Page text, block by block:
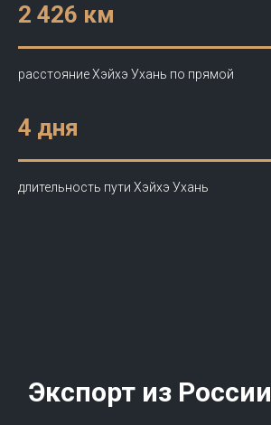
2 426 км
расстояние Хэйхэ Ухань по прямой
4 дня
длительность пути Хэйхэ Ухань
Экспорт из России